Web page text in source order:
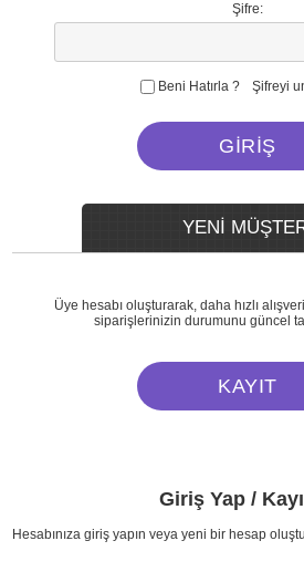
Şifre:
Beni Hatırla ? Şifreyi
YENİ
Üye hesabı oluşturarak, daha hızlı
siparişlerinizin durumunu güncel
Giriş Yap /
Hesabınıza giriş yapın veya yeni bir hesap